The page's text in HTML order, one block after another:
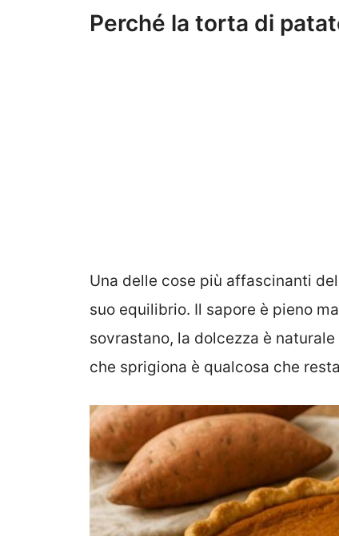
Perché la torta di
Una delle cose più affascinanti
suo equilibrio. Il sapore è pieno
sovrastano, la dolcezza è
che sprigiona è qualcosa che